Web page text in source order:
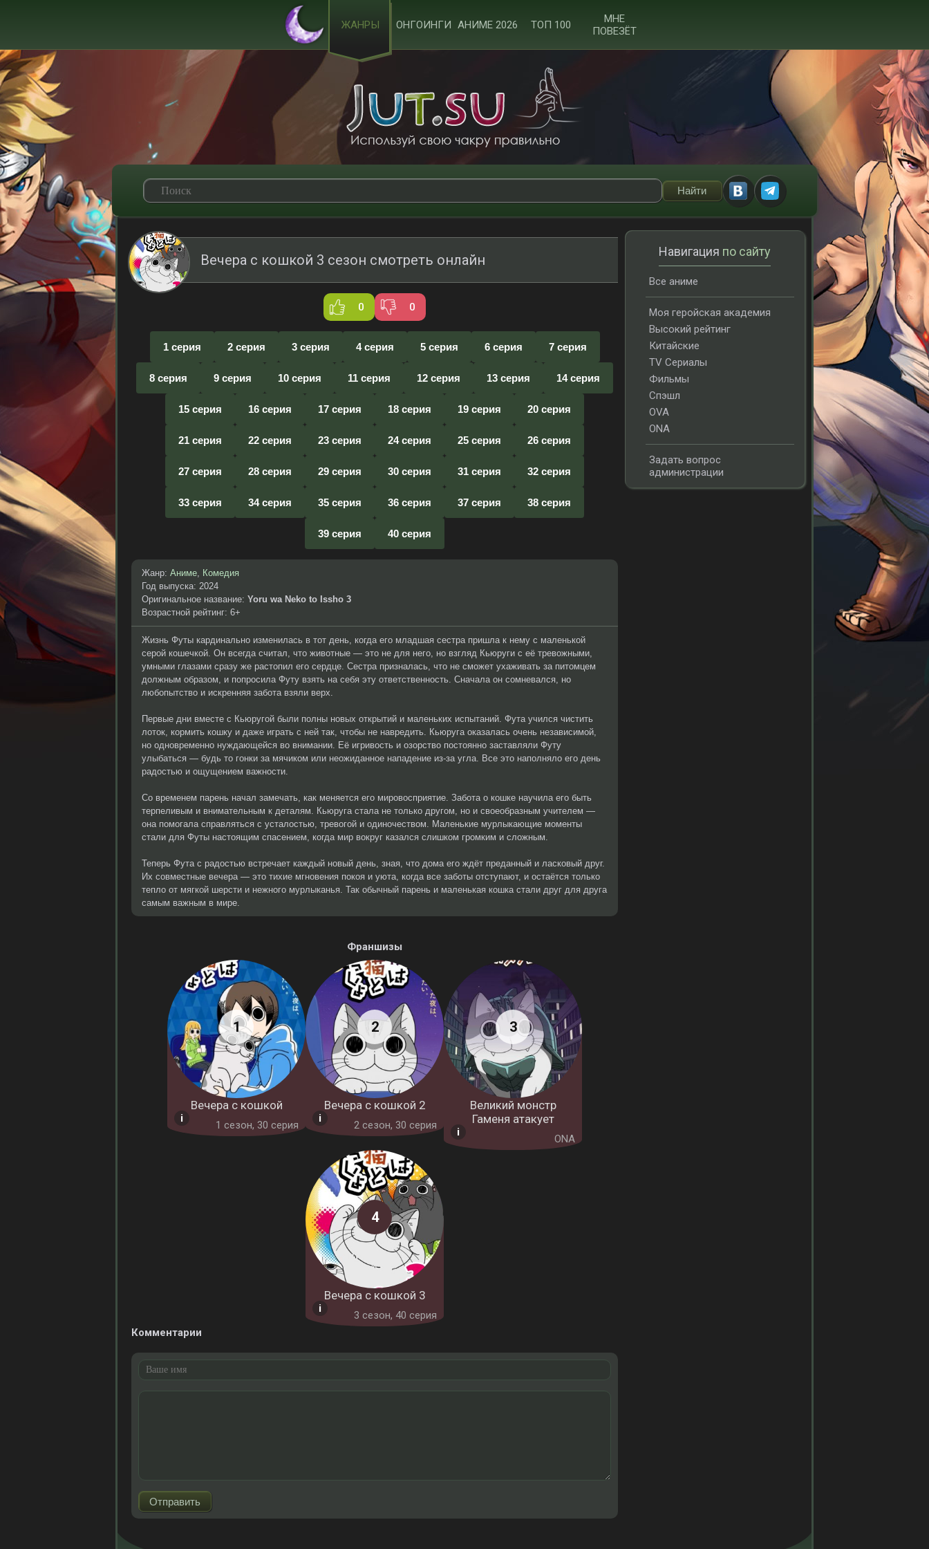
ЖАНРЫ ОНГОИНГИ АНИМЕ 2026 ТОП 100
МНЕ
ПОВЕЗЁТ
Вечера с кошкой 3 сезон смотреть онлайн
0 0
1 серия 2 серия 3 серия 4 серия 5 серия 6 серия 7 серия
8 серия 9 серия 10 серия 11 серия 12 серия 13 серия 14 серия
15 серия 16 серия 17 серия 18 серия 19 серия 20 серия
21 серия 22 серия 23 серия 24 серия 25 серия 26 серия
27 серия 28 серия 29 серия 30 серия 31 серия 32 серия
33 серия 34 серия 35 серия 36 серия 37 серия 38 серия
39 серия 40 серия
Жанр: Аниме, Комедия
Год выпуска: 2024
Оригинальное название: Yoru wa Neko to Issho 3
Возрастной рейтинг: 6+
Жизнь Футы кардинально изменилась в тот день, когда его младшая сестра пришла к нему с маленькой
серой кошечкой. Он всегда считал, что животные — это не для него, но взгляд Кьюруги с её тревожными,
умными глазами сразу же растопил его сердце. Сестра призналась, что не сможет ухаживать за питомцем
должным образом, и попросила Футу взять на себя эту ответственность. Сначала он сомневался, но
любопытство и искренняя забота взяли верх.
Первые дни вместе с Кьюругой были полны новых открытий и маленьких испытаний. Фута учился чистить
лоток, кормить кошку и даже играть с ней так, чтобы не навредить. Кьюруга оказалась очень независимой,
но одновременно нуждающейся во внимании. Её игривость и озорство постоянно заставляли Футу
улыбаться — будь то гонки за мячиком или неожиданное нападение из-за угла. Все это наполняло его день
радостью и ощущением важности.
Со временем парень начал замечать, как меняется его мировосприятие. Забота о кошке научила его быть
терпеливым и внимательным к деталям. Кьюруга стала не только другом, но и своеобразным учителем —
она помогала справляться с усталостью, тревогой и одиночеством. Маленькие мурлыкающие моменты
стали для Футы настоящим спасением, когда мир вокруг казался слишком громким и сложным.
Теперь Фута с радостью встречает каждый новый день, зная, что дома его ждёт преданный и ласковый друг.
Их совместные вечера — это тихие мгновения покоя и уюта, когда все заботы отступают, и остаётся только
тепло от мягкой шерсти и нежного мурлыканья. Так обычный парень и маленькая кошка стали друг для друга
самым важным в мире.
Франшизы
Вечера с кошкой
1 cезон, 30 серия
Вечера с кошкой 2
2 cезон, 30 серия
Великий монстр
Гаменя атакует
ONA
Вечера с кошкой 3
3 cезон, 40 серия
Комментарии
Навигация по сайту
Все аниме
Моя геройская академия
Высокий рейтинг
Китайские
TV Сериалы
Фильмы
Спэшл
OVA
ONA
Задать вопрос
администрации